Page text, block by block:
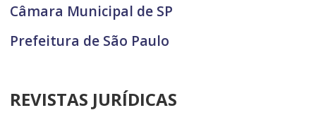
Câmara Municipal de SP
Prefeitura de São Paulo
REVISTAS JURÍDICAS